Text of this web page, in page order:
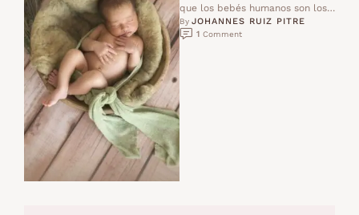
que los bebés humanos son los
mamíferos sociales más
vulnerables, dependientes del
By JOHANNES RUIZ PITRE
1 Comment